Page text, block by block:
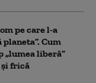
pe care l-a
Cum
„lumea liberă”
frică